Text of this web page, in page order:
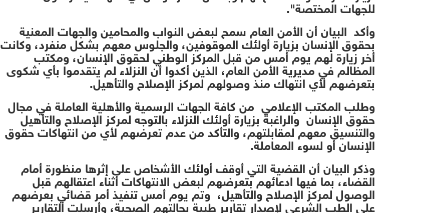
للجهات المختصة".
وأكد البيان أن الأمن العام سمح لبعض النواب والمحامين والجهات المعنية
بحقوق الإنسان بزيارة أولئك الموقوفين، والجلوس معهم بشكل منفرد، وكانت
أخر زيارة لهم يوم أمس من قبل المركز الوطني لحقوق الإنسان، ومكتب
المظالم في مديرية الأمن العام، الذين أكدوا أن النزلاء لم يتقدموا بأي شكوى
بتعرضهم لأي انتهاك منذ وصولهم لمركز الإصلاح والتأهيل.
وطلب المكتب الإعلامي من كافة الجهات الرسمية والأهلية العاملة في مجال
حقوق الإنسان والراغبة بزيارة أولئك النزلاء بالتوجه لمركز الإصلاح والتأهيل
والتنسيق معهم لمقابلتهم، والتأكد من عدم تعرضهم لأي من انتهاكات حقوق
الإنسان أو لسوء المعاملة.
وذكر البيان أن القضية التي أوقف أولئك الأشخاص على إثرها منظورة أمام
القضاء، بما فيها ادعائهم بتعرضهم لبعض الانتهاكات أثناء اعتقالهم قبل
الوصول لمركز الإصلاح والتأهيل، وتم يوم أمس تنفيذ أمر قضائي بعرضهم
على الطب الشرعي لإصدار تقارير طبية بحالتهم الصحية، وأرسلت التقارير